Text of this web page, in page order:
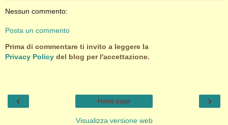
Nessun commento:
Posta un commento
Prima di commentare ti invito a leggere la
Privacy Policy del blog per l'accettazione.
‹ ›
Home page
Visualizza versione web